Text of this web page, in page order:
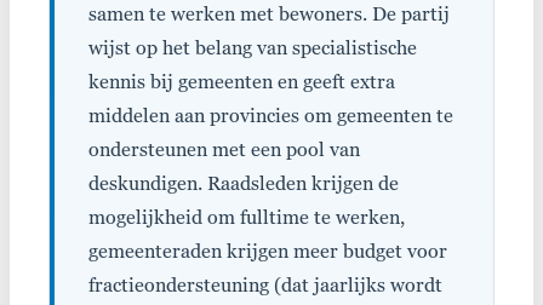
samen te werken met bewoners. De partij
wijst op het belang van specialistische
kennis bij gemeenten en geeft extra
middelen aan provincies om gemeenten te
ondersteunen met een pool van
deskundigen. Raadsleden krijgen de
mogelijkheid om fulltime te werken,
gemeenteraden krijgen meer budget voor
fractieondersteuning (dat jaarlijks wordt